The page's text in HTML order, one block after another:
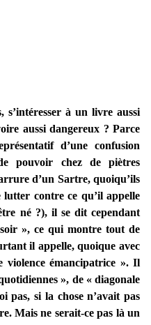
à un livre aussi
aussi dangereux ? Parce
d’une confusion
pouvoir chez de piètres
d’un Sartre, quoiqu’ils
contre ce qu’il appelle
né ?), il se dit cependant
», ce qui montre tout de
il appelle, quoique avec
violence émancipatrice ». Il
», de « diagonale
pas, si la chose n’avait pas
Mais ne serait-ce pas là un